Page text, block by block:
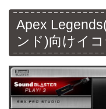
Apex
ンド)向けイ